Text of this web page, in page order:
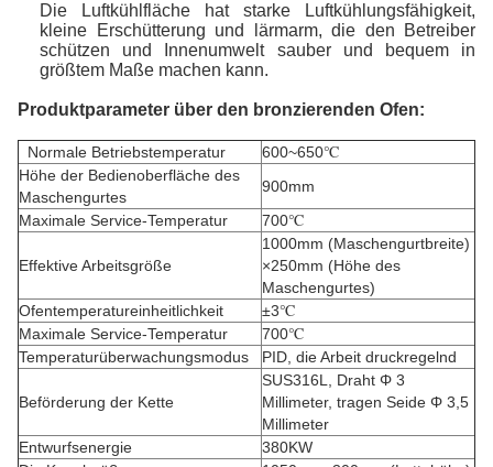
Die Luftkühlfläche hat starke Luftkühlungsfähigkeit,
kleine Erschütterung und lärmarm, die den Betreiber
schützen und Innenumwelt sauber und bequem in
größtem Maße machen kann.
Produktparameter über den bronzierenden Ofen:
Normale Betriebstemperatur
600~650℃
Höhe der Bedienoberfläche des
Maschengurtes
900mm
Maximale Service-Temperatur
700℃
Effektive Arbeitsgröße
1000mm (Maschengurtbreite)
×250mm (Höhe des
Maschengurtes)
Ofentemperatureinheitlichkeit
±3℃
Maximale Service-Temperatur
700℃
Temperaturüberwachungsmodus
PID, die Arbeit druckregelnd
Beförderung der Kette
SUS316L, Draht Φ 3
Millimeter, tragen Seide Φ 3,5
Millimeter
Entwurfsenergie
380KW